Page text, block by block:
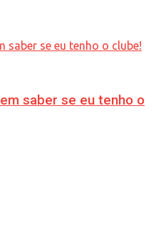
saber se eu tenho o